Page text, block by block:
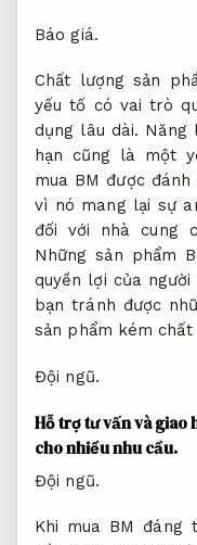
Báo giá.
Chất lượng sản
yếu tố có vai trò
dụng lâu dài. Năng
hạn cũng là một
mua BM được
vì nó mang lại sự
đối với nhà cung
Những sản phẩm
quyền lợi của người
bạn tránh được
sản phẩm kém chất
Đội ngũ.
Hỗ trợ tư vấn và giao
cho nhiều nhu cầu.
Đội ngũ.
Khi mua BM đáng